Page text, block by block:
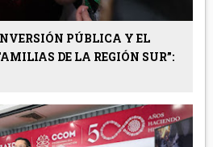
PÚBLICA Y EL
DE LA REGIÓN SUR”: